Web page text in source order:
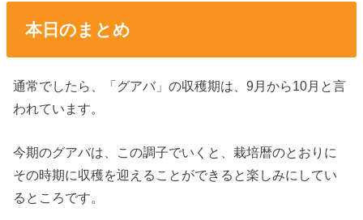
本日のまとめ
通常でしたら、「グアバ」の収穫期は、9月から10月と言
われています。
今期のグアバは、この調子でいくと、栽培暦のとおりに
その時期に収穫を迎えることができると楽しみにしてい
るところです。